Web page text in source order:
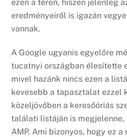
ezen a téren, hiszen jelenleg
eredményeiről is igazán
vannak.
A Google ugyanis egyelőre
tucatnyi országban élesítette
mivel hazánk nincs ezen a
kevesebb a tapasztalat ezzel
közeljövőben a keresőóriás
találati listáján is megjelenne,
AMP. Ami bizonyos, hogy ez